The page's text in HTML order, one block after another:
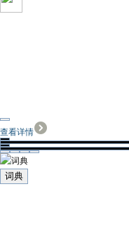
查看详情
词典